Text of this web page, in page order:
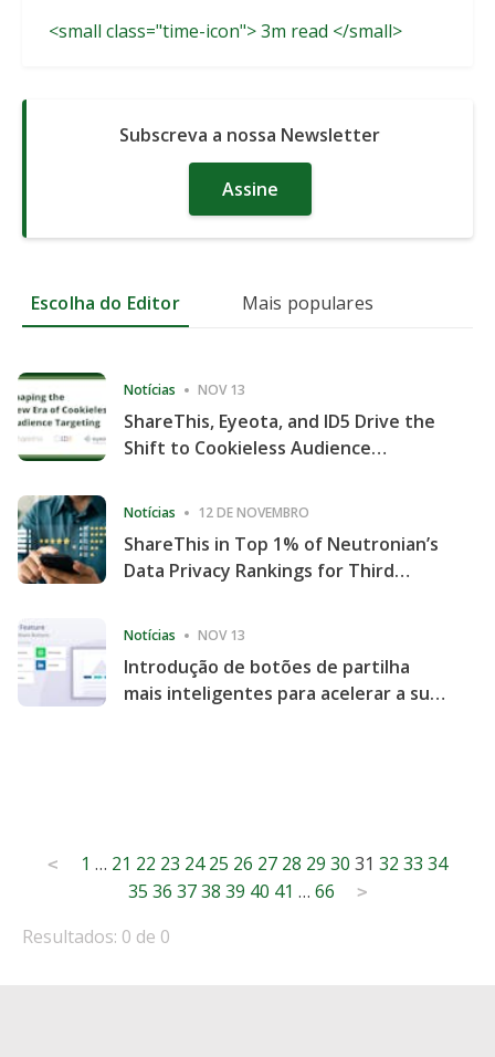
<small class="time-icon"> 3m read </small>
Subscreva a nossa Newsletter
Assine
Escolha do Editor Mais populares
Notícias NOV 13
ShareThis, Eyeota, and ID5 Drive the
Shift to Cookieless Audience
Notícias 12 DE NOVEMBRO
ShareThis in Top 1% of Neutronian’s
Data Privacy Rankings for Third
Notícias NOV 13
Introdução de botões de partilha
mais inteligentes para acelerar a sua
Posts
pagination
< 1 … 21 22 23 24 25 26 27 28 29 30 31 32 33 34
35 36 37 38 39 40 41 … 66 >
Resultados: 0 de 0